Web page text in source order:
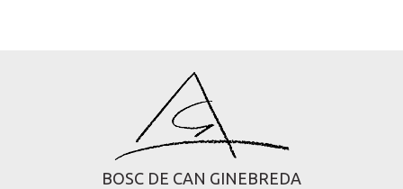
BOSC DE CAN GIN EBREDA